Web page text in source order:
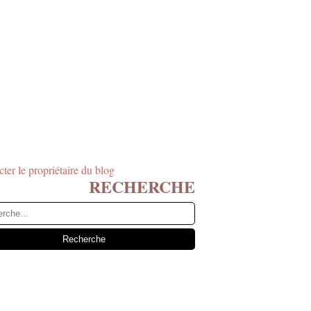
le propriétaire du blog
RECHERCHE